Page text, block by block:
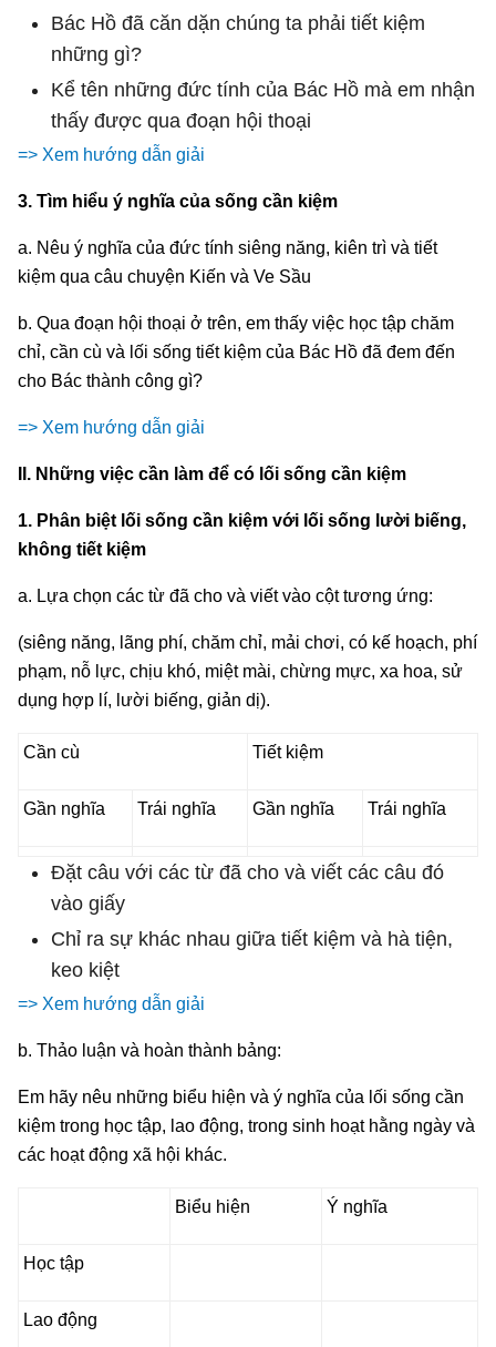
Bác Hồ đã căn dặn chúng ta phải tiết kiệm
những gì?
Kể tên những đức tính của Bác Hồ mà em nhận
thấy được qua đoạn hội thoại
=> Xem hướng dẫn giải
3. Tìm hiểu ý nghĩa của sống cần kiệm
a. Nêu ý nghĩa của đức tính siêng năng, kiên trì và tiết
kiệm qua câu chuyện Kiến và Ve Sầu
b. Qua đoạn hội thoại ở trên, em thấy việc học tập chăm
chỉ, cần cù và lối sống tiết kiệm của Bác Hồ đã đem đến
cho Bác thành công gì?
=> Xem hướng dẫn giải
II. Những việc cần làm để có lối sống cần kiệm
1. Phân biệt lối sống cần kiệm với lối sống lười biếng,
không tiết kiệm
a. Lựa chọn các từ đã cho và viết vào cột tương ứng:
(siêng năng, lãng phí, chăm chỉ, mải chơi, có kế hoạch, phí
phạm, nỗ lực, chịu khó, miệt mài, chừng mực, xa hoa, sử
dụng hợp lí, lười biếng, giản dị).
Cần cù Tiết kiệm
Gần nghĩa Trái nghĩa Gần nghĩa Trái nghĩa
Đặt câu với các từ đã cho và viết các câu đó
vào giấy
Chỉ ra sự khác nhau giữa tiết kiệm và hà tiện,
keo kiệt
=> Xem hướng dẫn giải
b. Thảo luận và hoàn thành bảng:
Em hãy nêu những biểu hiện và ý nghĩa của lối sống cần
kiệm trong học tập, lao động, trong sinh hoạt hằng ngày và
các hoạt động xã hội khác.
Biểu hiện Ý nghĩa
Học tập
Lao động